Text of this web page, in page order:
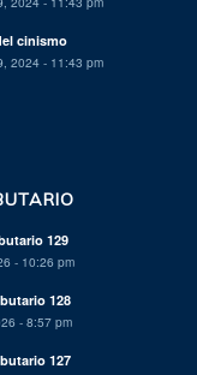
cinismo
2024 - 11:43 pm
129
- 10:26 pm
128
- 8:57 pm
127